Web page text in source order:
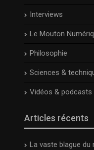
Interviews
Le Mouton
Philosophie
Sciences &
Vidéos & podcasts
Articles récents
La vaste blague